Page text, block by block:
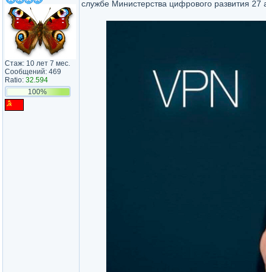
Стаж: 10 лет 7 мес.
Сообщений: 469
Ratio: 32.594
100%
службе Министерства цифрового развития 27